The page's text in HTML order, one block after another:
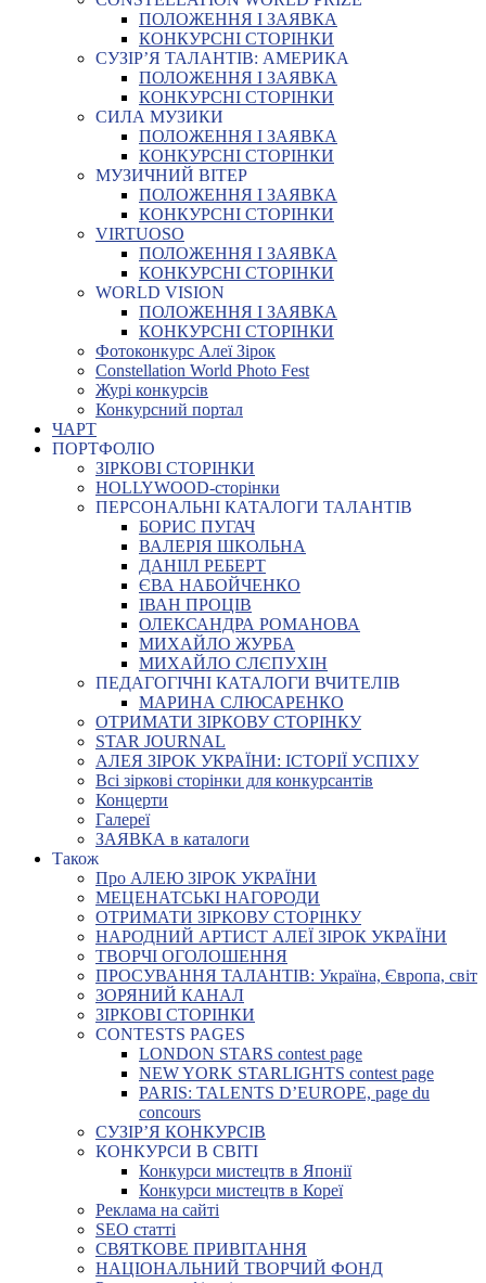
ПОЛОЖЕННЯ І ЗАЯВКА
КОНКУРСНІ СТОРІНКИ
СУЗІР’Я ТАЛАНТІВ: АМЕРИКА
ПОЛОЖЕННЯ І ЗАЯВКА
КОНКУРСНІ СТОРІНКИ
СИЛА МУЗИКИ
ПОЛОЖЕННЯ І ЗАЯВКА
КОНКУРСНІ СТОРІНКИ
МУЗИЧНИЙ ВІТЕР
ПОЛОЖЕННЯ І ЗАЯВКА
КОНКУРСНІ СТОРІНКИ
VIRTUOSO
ПОЛОЖЕННЯ І ЗАЯВКА
КОНКУРСНІ СТОРІНКИ
WORLD VISION
ПОЛОЖЕННЯ І ЗАЯВКА
КОНКУРСНІ СТОРІНКИ
Фотоконкурс Алеї Зірок
Constellation World Photo Fest
Журі конкурсів
Конкурсний портал
ЧАРТ
ПОРТФОЛІО
ЗІРКОВІ СТОРІНКИ
HOLLYWOOD-сторінки
ПЕРСОНАЛЬНІ КАТАЛОГИ ТАЛАНТІВ
БОРИС ПУГАЧ
ВАЛЕРІЯ ШКОЛЬНА
ДАНІІЛ РЕБЕРТ
ЄВА НАБОЙЧЕНКО
ІВАН ПРОЦІВ
ОЛЕКСАНДРА РОМАНОВА
МИХАЙЛО ЖУРБА
МИХАЙЛО СЛЄПУХІН
ПЕДАГОГІЧНІ КАТАЛОГИ ВЧИТЕЛІВ
МАРИНА СЛЮСАРЕНКО
ОТРИМАТИ ЗІРКОВУ СТОРІНКУ
STAR JOURNAL
АЛЕЯ ЗІРОК УКРАЇНИ: ІСТОРІЇ УСПІХУ
Всі зіркові сторінки для конкурсантів
Концерти
Галереї
ЗАЯВКА в каталоги
Також
Про АЛЕЮ ЗІРОК УКРАЇНИ
МЕЦЕНАТСЬКІ НАГОРОДИ
ОТРИМАТИ ЗІРКОВУ СТОРІНКУ
НАРОДНИЙ АРТИСТ АЛЕЇ ЗІРОК УКРАЇНИ
ТВОРЧІ ОГОЛОШЕННЯ
ПРОСУВАННЯ ТАЛАНТІВ: Україна, Європа, світ
ЗОРЯНИЙ КАНАЛ
ЗІРКОВІ СТОРІНКИ
CONTESTS PAGES
LONDON STARS contest page
NEW YORK STARLIGHTS contest page
PARIS: TALENTS D’EUROPE, page du
concours
СУЗІР’Я КОНКУРСІВ
КОНКУРСИ В СВІТІ
Конкурси мистецтв в Японії
Конкурси мистецтв в Кореї
Реклама на сайті
SEO статті
СВЯТКОВЕ ПРИВІТАННЯ
НАЦІОНАЛЬНИЙ ТВОРЧИЙ ФОНД